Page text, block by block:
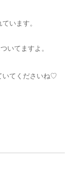
います。
いてますよ。
いてくださいね♡